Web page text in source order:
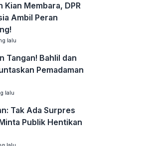
Kian Membara, DPR
Ambil Peran
lalu
Tangan! Bahlil dan
Pemadaman
lalu
Tak Ada Surpres
Publik Hentikan